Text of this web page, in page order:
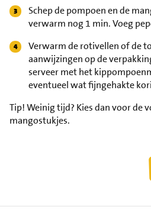
Schep de pompoen en de
verwarm nog 1 min. Voeg
Verwarm de rotivellen of de
aanwijzingen op de
serveer met het
eventueel wat fijngehakte
Tip!Weinig tijd? Kies dan voor de
mangostukjes.